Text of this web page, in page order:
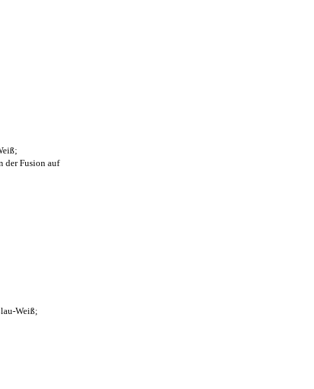
der Fusion auf
Weiß;